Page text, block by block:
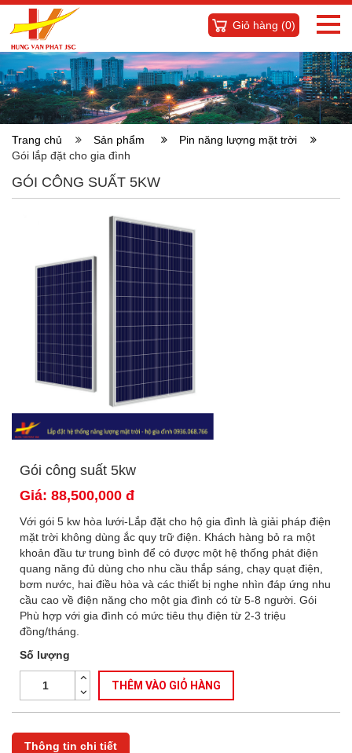
Giỏ hàng (0)
Trang chủ Sản phẩm
Pin năng lượng mặt trời
Gói lắp đặt cho gia đình
GÓI CÔNG SUẤT 5KW
Gói công suất 5kw
Giá: 88,500,000 đ
Với gói 5 kw hòa lưới-Lắp đặt cho hộ gia đình là giải pháp điện
mặt trời không dùng ắc quy trữ điện. Khách hàng bỏ ra một
khoản đầu tư trung bình để có được một hệ thống phát điện
quang năng đủ dùng cho nhu cầu thắp sáng, chạy quạt điện,
bơm nước, hai điều hòa và các thiết bị nghe nhìn đáp ứng nhu
cầu cao về điện năng cho một gia đình có từ 5-8 người. Gói
Phù hợp với gia đình có mức tiêu thụ điện từ 2-3 triệu
đồng/tháng.
Số lượng
THÊM VÀO GIỎ HÀNG
Thông tin chi tiết